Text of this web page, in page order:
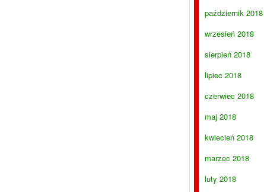
październik 2018
wrzesień 2018
sierpień 2018
lipiec 2018
czerwiec 2018
maj 2018
kwiecień 2018
marzec 2018
luty 2018